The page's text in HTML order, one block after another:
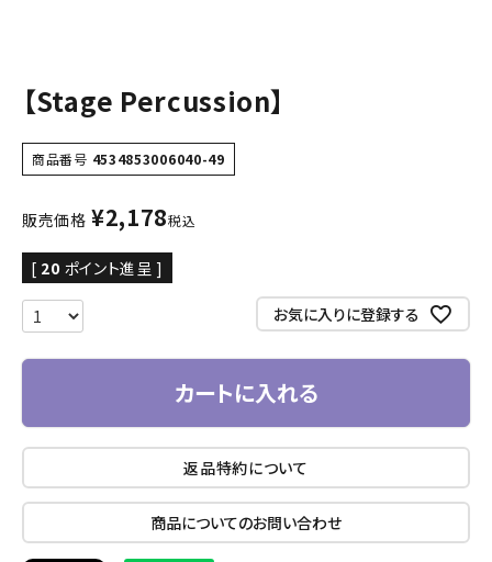
【Stage Percussion】
商品番号 4534853006040-49
販売価格 ¥2,178税込
[ 20 ポイント進呈 ]
お気に入りに登録する
カートに入れる
返品特約について
商品についてのお問い合わせ